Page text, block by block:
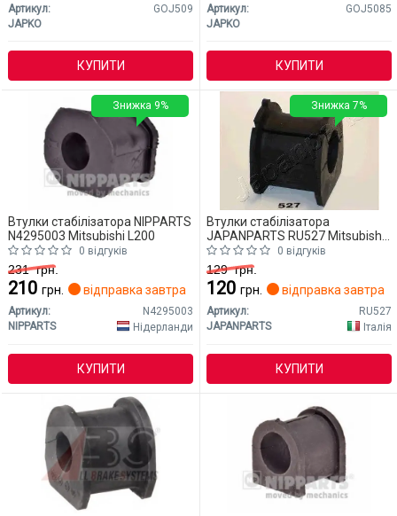
Артикул:
GOJ509
JAPKO
КУПИТИ
Артикул:
GOJ5085
JAPKO
КУПИТИ
Втулки стабілізатора NIPPARTS
N4295003 Mitsubishi L200
0 відгуків
231грн.
210 грн. відправка завтра
Артикул:
N4295003
NIPPARTS
Нідерланди
КУПИТИ
Знижка 9%
Втулки стабілізатора
JAPANPARTS RU527 Mitsubishi
L200
0 відгуків
129грн.
120 грн. відправка завтра
Артикул:
RU527
JAPANPARTS
Італія
КУПИТИ
Знижка 7%